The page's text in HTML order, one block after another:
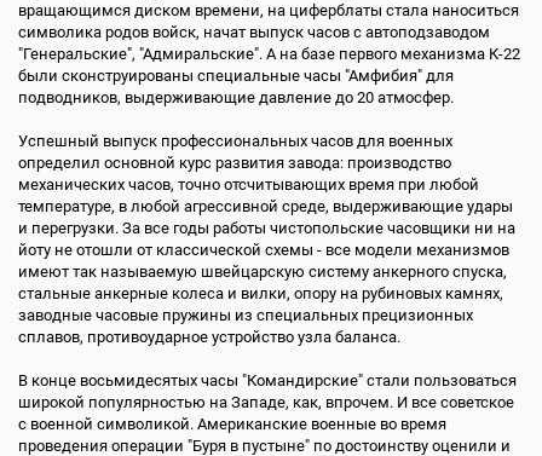
вращающимся диском времени, на циферблаты стала наноситься
символика родов войск, начат выпуск часов с автоподзаводом
"Генеральские", "Адмиральские". А на базе первого механизма К-22
были сконструированы специальные часы "Амфибия" для
подводников, выдерживающие давление до 20 атмосфер.
Успешный выпуск профессиональных часов для военных
определил основной курс развития завода: производство
механических часов, точно отсчитывающих время при любой
температуре, в любой агрессивной среде, выдерживающие удары
и перегрузки. За все годы работы чистопольские часовщики ни на
йоту не отошли от классической схемы - все модели механизмов
имеют так называемую швейцарскую систему анкерного спуска,
стальные анкерные колеса и вилки, опору на рубиновых камнях,
заводные часовые пружины из специальных прецизионных
сплавов, противоударное устройство узла баланса.
В конце восьмидесятых часы "Командирские" стали пользоваться
широкой популярностью на Западе, как, впрочем. И все советское
с военной символикой. Американские военные во время
проведения операции "Буря в пустыне" по достоинству оценили и